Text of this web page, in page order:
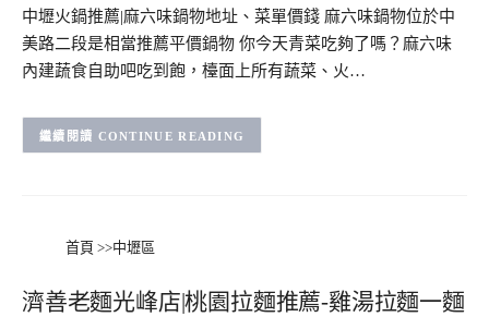
中壢火鍋推薦|麻六味鍋物地址、菜單價錢 麻六味鍋物位於中
美路二段是相當推薦平價鍋物 你今天青菜吃夠了嗎？麻六味
內建蔬食自助吧吃到飽，檯面上所有蔬菜、火…
CONTINUE READING
首頁 >>中壢區
濟善老麵光峰店|桃園拉麵推薦-雞湯拉麵一麵